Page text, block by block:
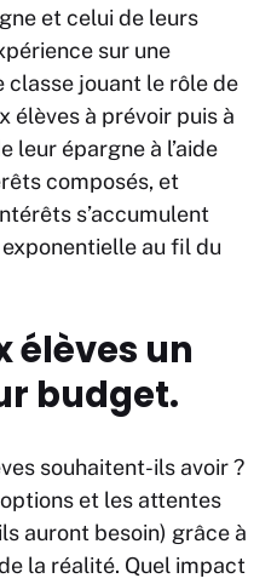
et celui de leurs
sur une
classe jouant le rôle de
élèves à prévoir puis à
leur épargne à l’aide
composés, et
s’accumulent
au fil du
élèves un
budget.
souhaitent-ils avoir ?
et les attentes
auront besoin) grâce à
la réalité. Quel impact